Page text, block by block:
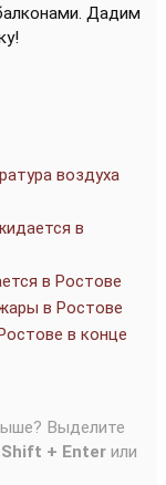
Дадим
воздуха
в
в Ростове
в Ростове
в конце
Выделите
Shift + Enter или